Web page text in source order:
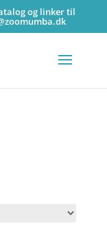
og linker til